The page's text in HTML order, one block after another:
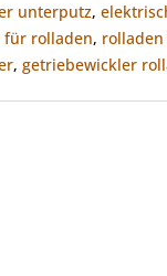
unterputz,
rolladen,
,getriebewickler